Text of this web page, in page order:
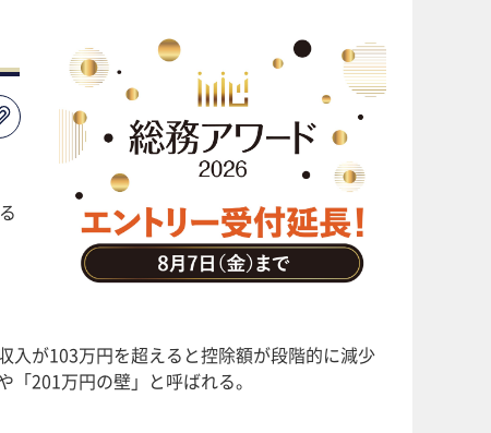
入が103万円を超えると控除額が段階的に減少
201万円の壁」と呼ばれる。